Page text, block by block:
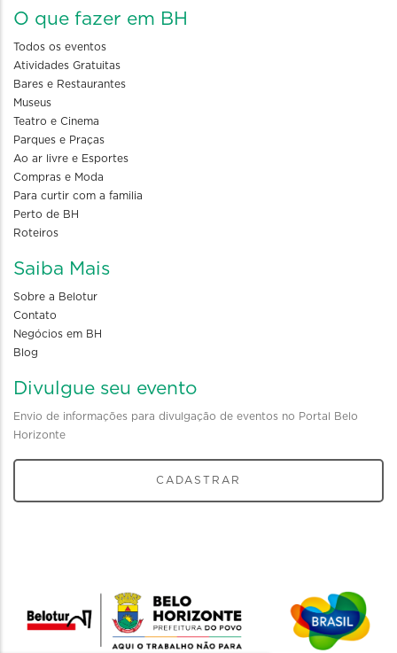
O que fazer em BH
Todos os eventos
Atividades Gratuitas
Bares e Restaurantes
Museus
Teatro e Cinema
Parques e Praças
Ao ar livre e Esportes
Compras e Moda
Para curtir com a familia
Perto de BH
Roteiros
Saiba Mais
Sobre a Belotur
Contato
Negócios em BH
Blog
Divulgue seu evento
Envio de informações para divulgação de eventos no Portal Belo
Horizonte
CADASTRAR